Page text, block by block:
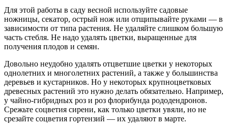
Для этой работы в саду весной используйте садовые
ножницы, секатор, острый нож или отщипывайте руками — в
зависимости от типа растения. Не удаляйте слишком большую
часть стебля. Не надо удалять цветки, выращенные для
получения плодов и семян.
Довольно неудобно удалять отцветшие цветки у некоторых
однолетних и многолетних растений, а также у большинства
деревьев и кустарников. Но у некоторых крупноцветковых
древесных растений это нужно делать обязательно. Например,
у чайно-гибридных роз и роз флорибунда рододендронов.
Срежьте соцветия сирени, как только цветки увяли, но не
срезайте соцветия гортензий — их удаляют в марте.